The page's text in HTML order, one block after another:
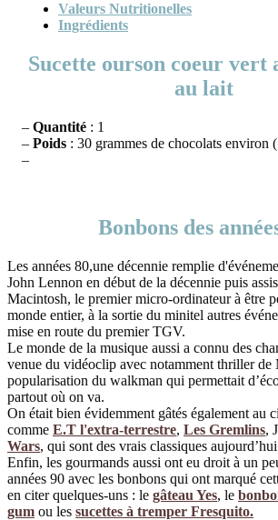
Valeurs Nutritionelles
Ingrédients
Sucette ourson coeur vert
au lait
– Quantité : 1
– Poids : 30 grammes de chocolats environ
–
Bonbons des
Les années 80,une décennie remplie
John Lennon en début de la décennie puis
Macintosh, le premier micro-ordinateur à être
monde entier, à la sortie du minitel autres
mise en route du premier TGV.
Le monde de la musique aussi a connu des
venue du vidéoclip avec notamment thriller de
popularisation du walkman qui permettait
partout où on va.
On était bien évidemment gâtés également au
comme E.T l'extra-terrestre, Les Gremlins,
Wars, qui sont des vrais classiques
Enfin, les gourmands aussi ont eu droit à un
années 90 avec les bonbons qui ont marqué
en citer quelques-uns : le gâteau Yes, le
gum ou les sucettes à tremper Fresquito.